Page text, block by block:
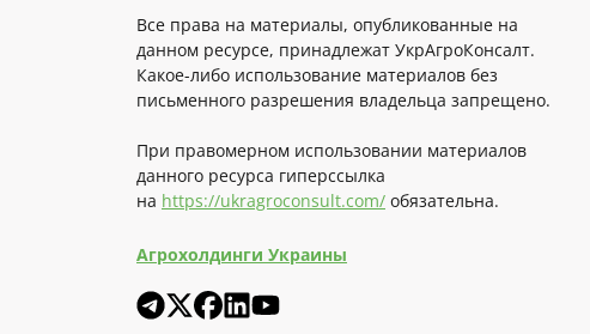
Все права на материалы, опубликованные на
данном ресурсе, принадлежат УкрАгроКонсалт.
Какое-либо использование материалов без
письменного разрешения владельца запрещено.
При правомерном использовании материалов
данного ресурса гиперссылка
на https://ukragroconsult.com/ обязательна.
Агрохолдинги Украины